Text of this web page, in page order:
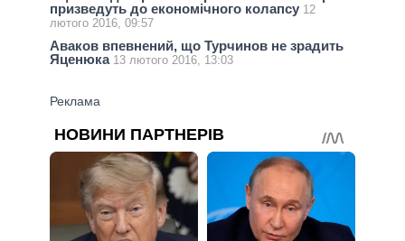
призведуть до економічного колапсу 12
лютого 2016, 09:57
Аваков впевнений, що Турчинов не зрадить
Яценюка 13 лютого 2016, 13:03